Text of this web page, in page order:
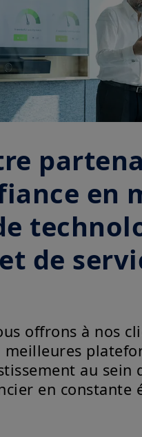
en
et de
offrons à nos
meilleures
au sein
en constante